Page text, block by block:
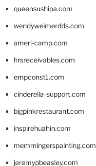
queensushipa.com
wendyweimerdds.com
ameri-camp.com
hrsreceivables.com
empconst1.com
cinderella-support.com
bigpinkrestaurant.com
inspirehuahin.com
memmingerspainting.com
jeremypbeasley.com